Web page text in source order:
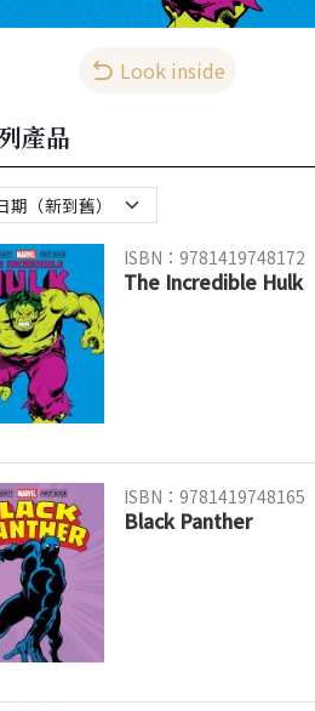
Look inside
產品
ISBN：9781419748172
The Incredible Hulk
ISBN：9781419748165
Black Panther